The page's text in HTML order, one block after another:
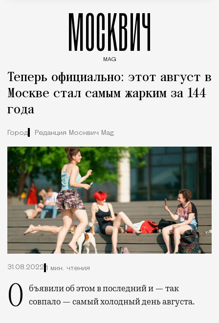
МОСКВИЧ
MAG
Теперь официально: этот август в
Москве стал самым жарким за 144
года
Город Редакция Москвич Mag
31.08.2022 1 мин. чтения
Объявили об этом в последний и — так совпало — самый холодный день августа.